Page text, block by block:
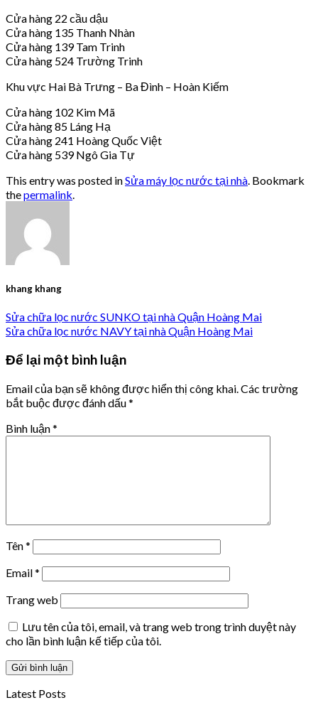
Cửa hàng 22 cầu dậu
Cửa hàng 135 Thanh Nhàn
Cửa hàng 139 Tam Trinh
Cửa hàng 524 Trường Trinh
Khu vực Hai Bà Trưng – Ba Đình – Hoàn Kiếm
Cửa hàng 102 Kim Mã
Cửa hàng 85 Láng Hạ
Cửa hàng 241 Hoàng Quốc Việt
Cửa hàng 539 Ngô Gia Tự
This entry was posted inSửa máy lọc nước tại nhà . Bookmark
thepermalink
khang khang
Sửa chữa lọc nước SUNKO tại nhà Quận Hoàng Mai
Sửa chữa lọc nước NAVY tại nhà Quận Hoàng Mai
Để lại một bình luận
Email của bạn sẽ không được hiển thị công khai. Các trường
bắt buộc được đánh dấu*
Bình luận*
Tên*
Email*
Trang web
Lưu tên của tôi, email, và trang web trong trình duyệt này
cho lần bình luận kế tiếp của tôi.
Latest Posts